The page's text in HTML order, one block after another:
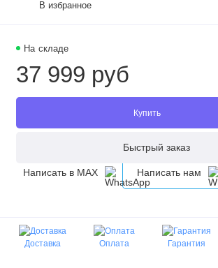
На складе
37 999 руб
Купить
Быстрый заказ
Написать в MAX Написать нам
В избранное
Доставка Оплата
Гарантия